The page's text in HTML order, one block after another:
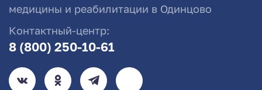
медицины и реабилитации в Одинцово
Контактный-центр:
8 (800) 250-10-61